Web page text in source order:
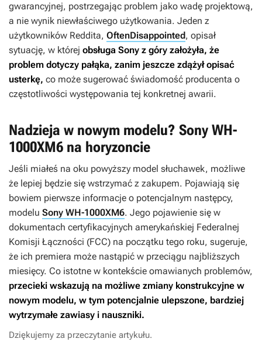
gwarancyjnej, postrzegając problem jako wadę projektową,
a nie wynik niewłaściwego użytkowania. Jeden z
użytkowników Reddita, OftenDisappointed, opisał
sytuację, w której obsługa Sony z góry założyła, że
problem dotyczy pałąka, zanim jeszcze zdążył opisać
usterkę, co może sugerować świadomość producenta o
częstotliwości występowania tej konkretnej awarii.
Nadzieja w nowym modelu? Sony WH-
1000XM6 na horyzoncie
Jeśli miałeś na oku powyższy model słuchawek, możliwe
że lepiej będzie się wstrzymać z zakupem. Pojawiają się
bowiem pierwsze informacje o potencjalnym następcy,
modelu Sony WH-1000XM6. Jego pojawienie się w
dokumentach certyfikacyjnych amerykańskiej Federalnej
Komisji Łączności (FCC) na początku tego roku, sugeruje,
że ich premiera może nastąpić w przeciągu najbliższych
miesięcy. Co istotne w kontekście omawianych problemów,
przecieki wskazują na możliwe zmiany konstrukcyjne w
nowym modelu, w tym potencjalnie ulepszone, bardziej
wytrzymałe zawiasy i nauszniki.
Dziękujemy za przeczytanie artykułu.